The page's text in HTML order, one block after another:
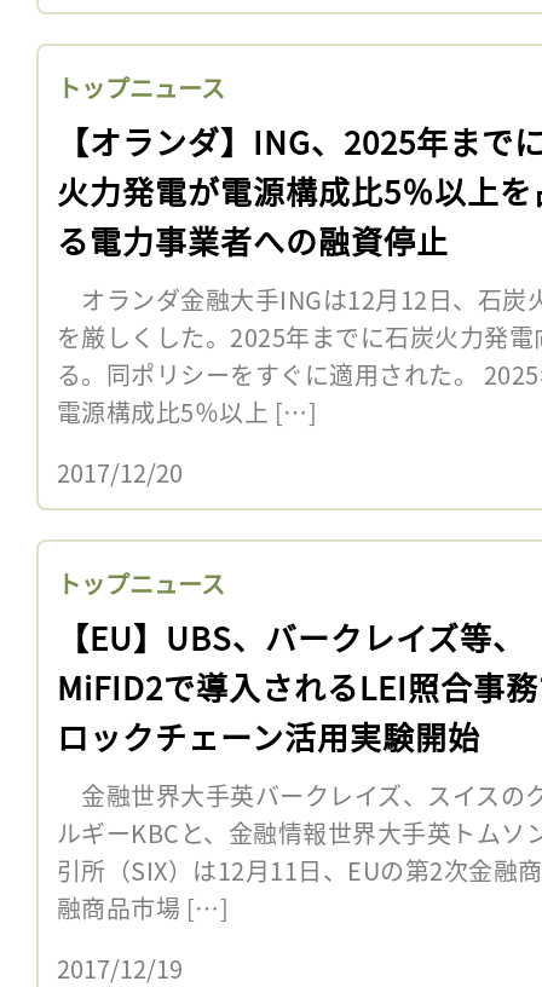
トップニュース
【オランダ】ING、2025年まで
火力発電が電源構成比5％以上を
る電力事業者への融資停止
オランダ金融大手INGは12月12日、石炭
を厳しくした。2025年までに石炭火力発
る。同ポリシーをすぐに適用された。
電源構成比5％以上 […]
2017/12/20
トップニュース
【EU】UBS、バークレイズ等、
MiFID2で導入されるLEI照合事
ロックチェーン活用実験開始
金融世界大手英バークレイズ、スイスの
ルギーKBCと、金融情報世界大手英トムソ
引所（SIX）は12月11日、EUの第2次金融
融商品市場 […]
2017/12/19